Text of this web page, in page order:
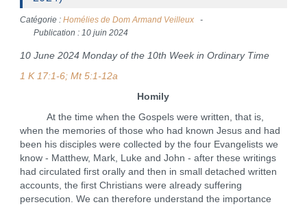
Catégorie : Homélies de Dom Armand Veilleux
Publication : 10 juin 2024
10 June 2024 Monday of the 10th Week in Ordinary Time
1 K 17:1-6; Mt 5:1-12a
Homily
At the time when the Gospels were written, that is,
when the memories of those who had known Jesus and had
been his disciples were collected by the four Evangelists we
know - Matthew, Mark, Luke and John - after these writings
had circulated first orally and then in small detached written
accounts, the first Christians were already suffering
persecution. We can therefore understand the importance